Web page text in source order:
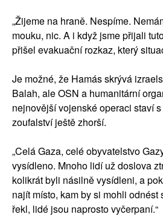
„Žijeme na hraně. Nespíme.
mouku, nic. A i když jsme přijali
přišel evakuační rozkaz, který
Je možné, že Hamás skrývá
Balah, ale OSN a humanitární
nejnovější vojenské operaci staví
zoufalství ještě zhorší.
„Celá Gaza, celé obyvatelstvo
vysídleno. Mnoho lidí už doslova
kolikrát byli násilně vysídleni, a
najít místo, kam by si mohli odnést
řekl, lidé jsou naprosto vyčerpaní.“